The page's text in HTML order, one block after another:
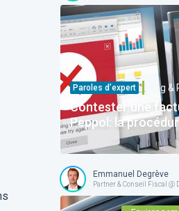
Paroles d’expert Deg
Contester une
Peppol: la
pour protéger
Emmanuel Degrève
Partner & Conseil Fiscal @